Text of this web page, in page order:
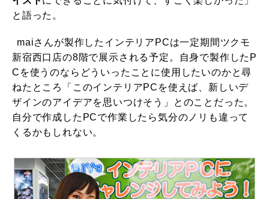
と語った。
maiさんが製作したインテリアPCは一定期間ツクモ
新宿西口店の8階で展示される予定。自身で製作したP
Cを使うのならどういったことに使用したいのかと尋
ねたところ「このインテリアPCを使えば、新しいデ
ザインのアイデアを思いつけそう」とのことだった。
自分で作成したPCで作業したら気分のノリも違って
くるかもしれない。